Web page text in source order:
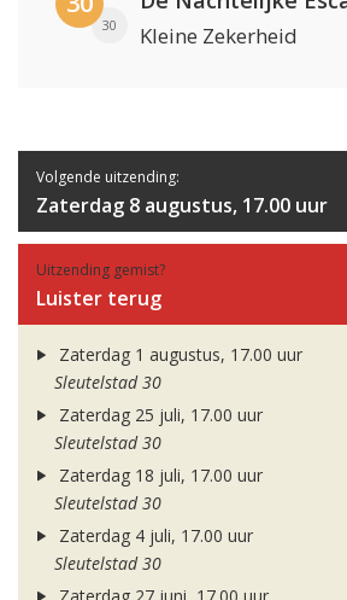
30 Kleine Zekerheid
Volgende uitzending:
Zaterdag 8 augustus, 17.00 uur
Uitzending gemist?
Luister terug
Zaterdag 1 augustus, 17.00 uur
Sleutelstad 30
Zaterdag 25 juli, 17.00 uur
Sleutelstad 30
Zaterdag 18 juli, 17.00 uur
Sleutelstad 30
Zaterdag 4 juli, 17.00 uur
Sleutelstad 30